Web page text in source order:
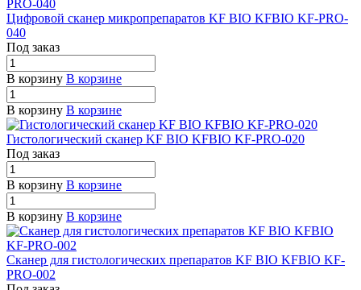
Цифровой сканер микропрепаратов KF BIO KFBIO KF-PRO-
040
Под заказ
В корзину В корзине
В корзину В корзине
Гистологический сканер KF BIO KFBIO KF-PRO-020
Под заказ
В корзину В корзине
В корзину В корзине
Сканер для гистологических препаратов KF BIO KFBIO KF-
PRO-002